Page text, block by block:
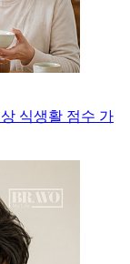
식생활 점수 가